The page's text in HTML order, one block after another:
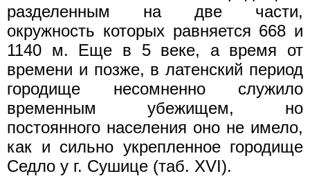
разделенным на две части,
окружность которых равняется 668 и
1140 м. Еще в 5 веке, а время от
времени и позже, в латенский период
городище несомненно служило
временным убежищем, но
постоянного населения оно не имело,
как и сильно укрепленное городище
Седло у г. Сушице (таб. XVI).